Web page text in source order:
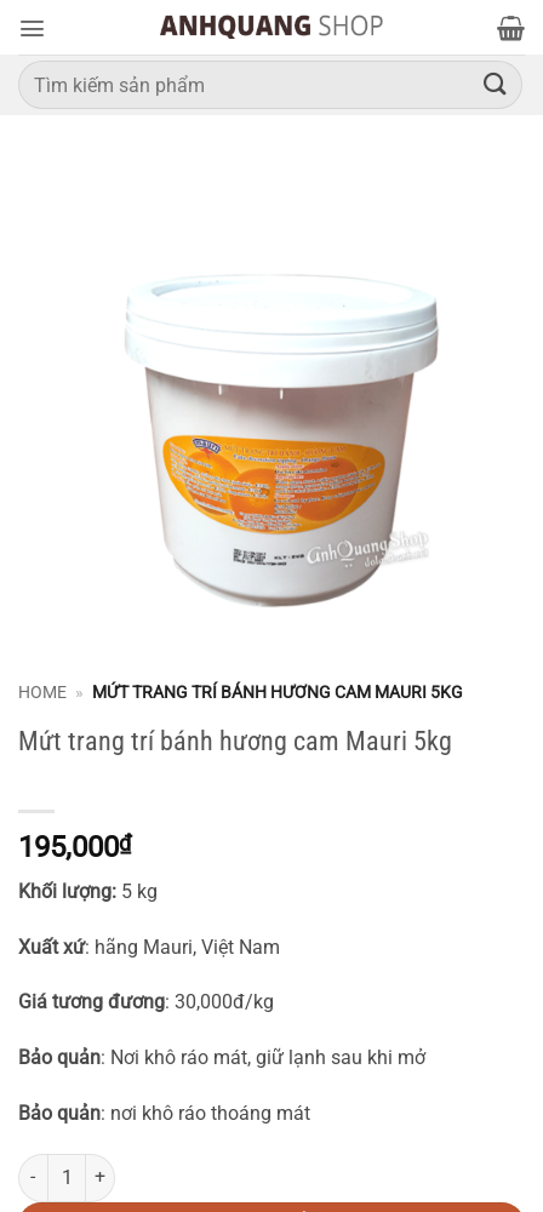
qua
nội
dung
Tìm
kiếm:
HOME » MỨT TRANG TRÍ BÁNH HƯƠNG CAM MAURI 5KG
Mứt trang trí bánh hương cam Mauri 5kg
195,000₫
Khối lượng: 5 kg
Xuất xứ: hãng Mauri, Việt Nam
Giá tương đương: 30,000đ/kg
Bảo quản: Nơi khô ráo mát, giữ lạnh sau khi mở
Bảo quản: nơi khô ráo thoáng mát
Mứt trang trí bánh hương cam Mauri 5kg số lượng